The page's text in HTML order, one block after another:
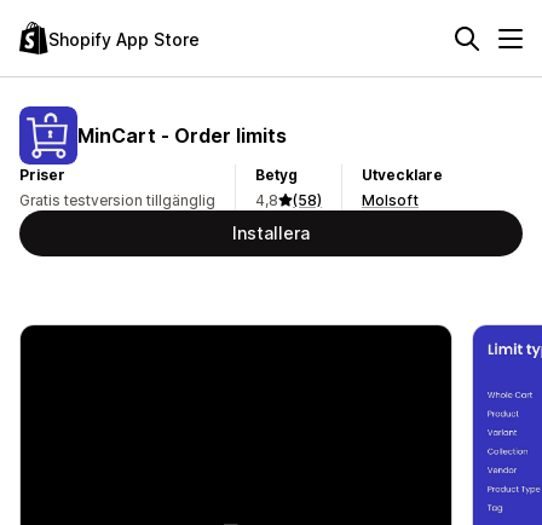
Shopify App Store
MinCart ‑ Order limits
Priser
Gratis testversion tillgänglig
Betyg
4,8
(58)
Utvecklare
Molsoft
Installera